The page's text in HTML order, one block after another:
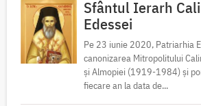
Sfântul Ierarh
Edessei
Pe 23 iunie 2020, Patriarhia
canonizarea Mitropolitului
și Almopiei (1919-1984) și
fiecare an la data de...